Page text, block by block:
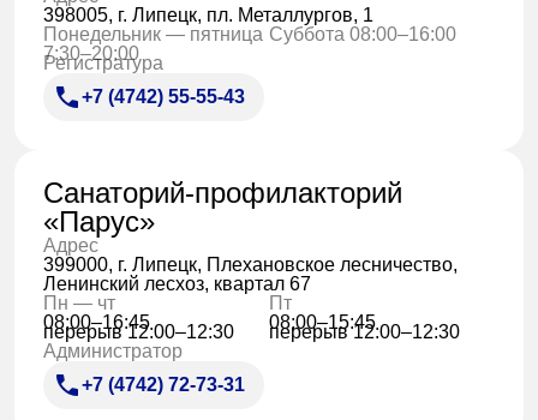
Прейскурант цен
Спроси врача
Центр здоровья НЛМК
Адрес
398005, г. Липецк, пл. Металлургов, 1
Понедельник — пятница 7:30–20:00
Суббота 08:00–16:00
Регистратура
398005, г. Липецк, пл. Металлургов, 1
Понедельник — пятница
7:30–20:00
Суббота 08:00–16:00
Регистратура
+7 (4742) 55-55-43
Санаторий-профилакторий
«Парус»
Адрес
399000, г. Липецк, Плехановское лесничество,
Ленинский лесхоз, квартал 67
Пн — чт
08:00–16:45
перерыв 12:00–12:30
Пт
08:00–15:45
перерыв 12:00–12:30
Администратор
+7 (4742) 72-73-31